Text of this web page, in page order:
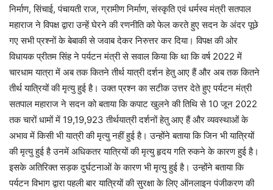
निर्माण, सिंचाई, पंचायती राज, ग्रामीण निर्माण, संस्कृति एवं धर्मस्व मंत्री सतपाल
महाराज ने विपक्ष द्वारा उन्हें घेरने की रणनीति को फेल करते हुए सदन के अंदर पूछे
गए सभी प्रश्नों के बेबाकी से जवाब देकर निरुत्तर कर दिया। विपक्ष की ओर
विधायक प्रीतम सिंह ने पर्यटन मंत्री से सवाल किया कि था कि वर्ष 2022 में
चारधाम यात्रा में अब तक कितने तीर्थ यात्री दर्शन हेतु आए हैं और अब तक कितने
तीर्थ यात्रियों की मृत्यु हुई है। उक्त प्रश्न का सटीक उत्तर देते हुए पर्यटन मंत्री
सतपाल महाराज ने सदन को बताया कि कपाट खुलने की तिथि से 10 जून 2022
तक चारों धामों में 19,19,923 तीर्थयात्री दर्शनों हेतु आए हैं और व्यवस्थाओं के
अभाव में किसी भी यात्री की मृत्यु नहीं हुई है। उन्होंने बताया कि जिन भी यात्रियों
की मृत्यु हुई है उनमें अधिकतर यात्रियों की मृत्यु हृदय गति रुकने के कारण हुई है।
इसके अतिरिक्त सड़क दुर्घटनाओं के कारण भी मृत्यु हुई है। उन्होंने बताया कि
पर्यटन विभाग द्वारा पहली बार यात्रियों की सुरक्षा के लिए ऑनलाइन पंजीकरण की